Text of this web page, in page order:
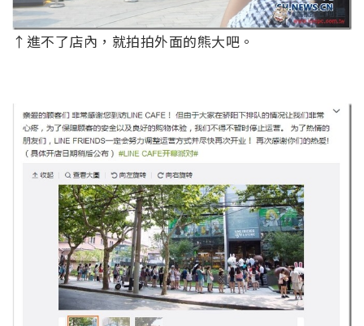
↑進不了店內，就拍拍外面的熊大吧。